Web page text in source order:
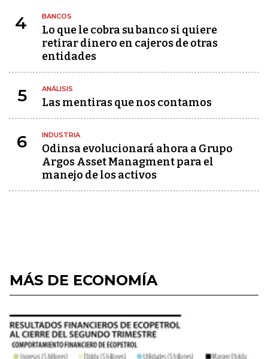
4 BANCOS
Lo que le cobra su banco si quiere
retirar dinero en cajeros de otras
entidades
5 ANÁLISIS
Las mentiras que nos contamos
6 INDUSTRIA
Odinsa evolucionará ahora a Grupo
Argos Asset Managment para el
manejo de los activos
MÁS DE ECONOMÍA